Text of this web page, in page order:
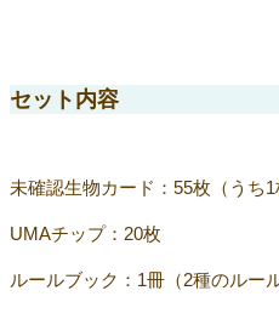
セット内容
未確認生物カード：55枚（うち1
UMAチップ：20枚
ルールブック：1冊（2種のルー